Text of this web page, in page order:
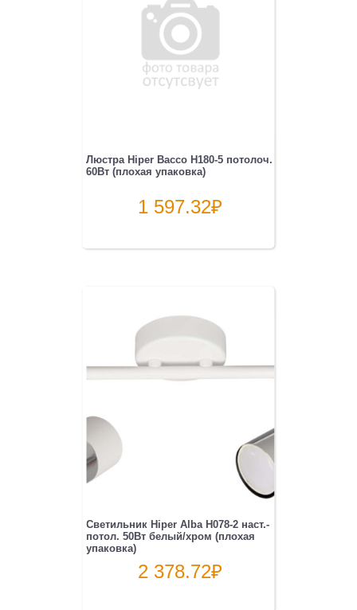
Люстра Hiper Bacco H180-5 потолоч.
60Вт (плохая упаковка)
1 597.32₽
Светильник Hiper Alba H078-2 наст.-
потол. 50Вт белый/хром (плохая
упаковка)
2 378.72₽